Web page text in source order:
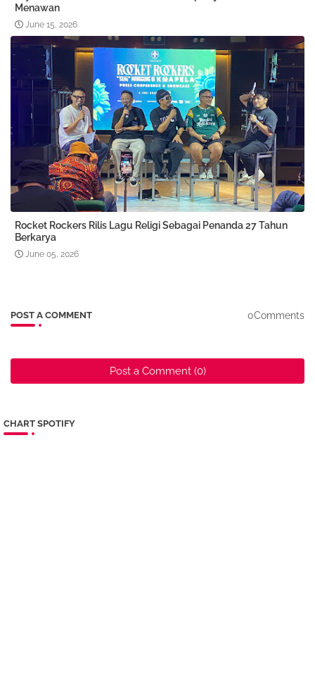
Menawan
June 15, 2026
Rocket Rockers Rilis Lagu Religi Sebagai Penanda 27 Tahun
Berkarya
June 05, 2026
POST A COMMENT 0Comments
Post a Comment (0)
CHART SPOTIFY